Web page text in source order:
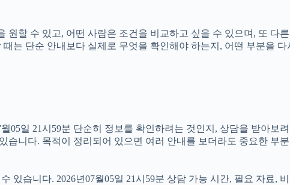
할 수 있고, 어떤 사람은 조건을 비교하고 싶을 수 있으며, 또 다
는 단순 안내보다 실제로 무엇을 확인해야 하는지, 어떤 부분을
일 21시59분 단순히 정보를 확인하려는 것인지, 상담을 받아보
니다. 목적이 정리되어 있으면 여러 안내를 보더라도 중요한 부
습니다. 2026년07월05일 21시59분 상담 가능 시간, 필요 자료,